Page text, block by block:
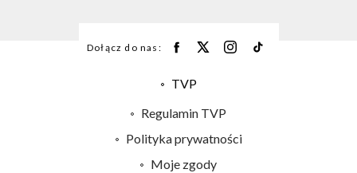
Dołącz do nas:
TVP
Centrum informacji TVP
Regulamin TVP
Polityka prywatności
Moje zgody